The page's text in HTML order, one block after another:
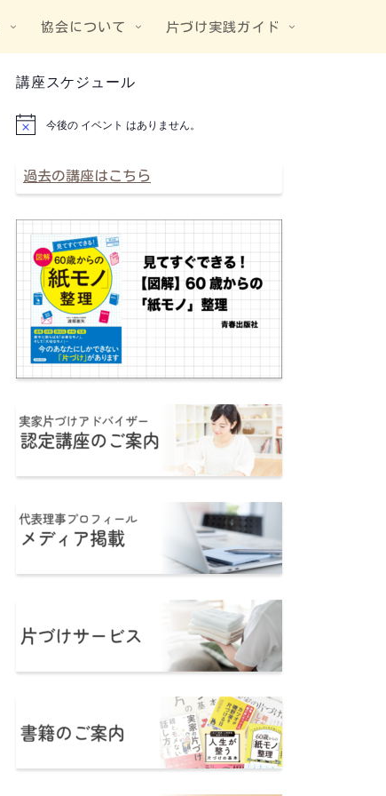
協会について 片づけ実践ガイド
講座スケジュール
N
今後の イベント はありません。
過去の講座はこちら